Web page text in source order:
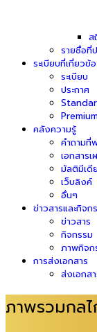
ส
รายชื่อที่
ระเบียบที่เกี่ยวข้
ระเบียบ
ประกาศ
คลังความรู้
คำถามที่
เอกสาร
มัลติมีเดีย
เว็บลิงค์
อื่นๆ
ข่าวสารและกิจก
ข่าวสาร
กิจกรรม
ภาพกิจก
การส่งเอกสาร
ส่งเอกส
ภาพรวมกล